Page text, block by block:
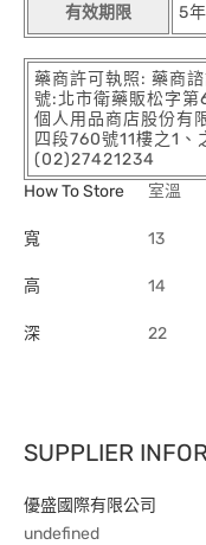
有效期限 5
藥商許可執照: 藥商
號:北市衛藥販松字第
個人用品商店股份有
四段760號11樓之1
(02)27421234
How To Store
室溫
寬 13
高 14
深 22
SUPPLIER
優盛國際有限公司
undefined